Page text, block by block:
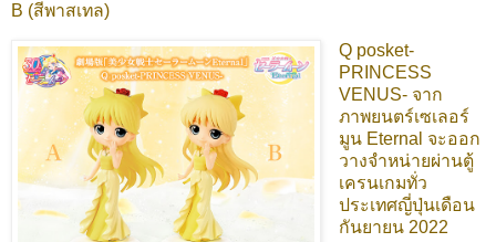
B (สีพาสเทล)
Q posket-
PRINCESS
VENUS- จาก
ภาพยนตร์เซเลอร์
มูน Eternal จะออก
วางจำหน่ายผ่านตู้
เครนเกมทั่ว
ประเทศญี่ปุ่นเดือน
กันยายน 2022